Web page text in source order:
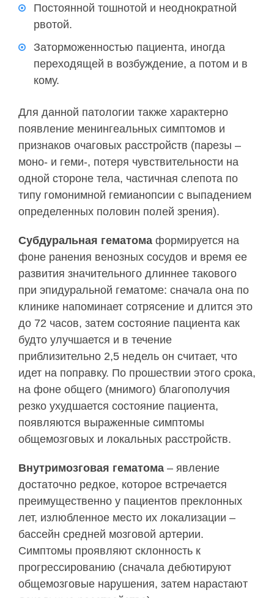
Постоянной тошнотой и неоднократной
рвотой.
Заторможенностью пациента, иногда
переходящей в возбуждение, а потом и в
кому.
Для данной патологии также характерно
появление менингеальных симптомов и
признаков очаговых расстройств (парезы –
моно- и геми-, потеря чувствительности на
одной стороне тела, частичная слепота по
типу гомонимной гемианопсии с выпадением
определенных половин полей зрения).
Субдуральная гематома формируется на
фоне ранения венозных сосудов и время ее
развития значительного длиннее такового
при эпидуральной гематоме: сначала она по
клинике напоминает сотрясение и длится это
до 72 часов, затем состояние пациента как
будто улучшается и в течение
приблизительно 2,5 недель он считает, что
идет на поправку. По прошествии этого срока,
на фоне общего (мнимого) благополучия
резко ухудшается состояние пациента,
появляются выраженные симптомы
общемозговых и локальных расстройств.
Внутримозговая гематома – явление
достаточно редкое, которое встречается
преимущественно у пациентов преклонных
лет, излюбленное место их локализации –
бассейн средней мозговой артерии.
Симптомы проявляют склонность к
прогрессированию (сначала дебютируют
общемозговые нарушения, затем нарастают